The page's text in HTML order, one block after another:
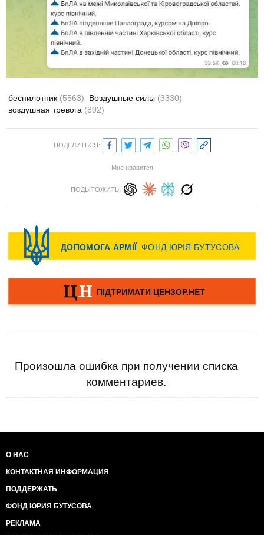
беспилотник (5563) Воздушные силы (3330)
воздушная тревога (892)
ПОДЕЛИТЬСЯ:
Мне нравится
ПОДЫТОЖИТЬ:
Произошла ошибка при получении списка
комментариев.
О НАС
КОНТАКТНАЯ ИНФОРМАЦИЯ
ПОДДЕРЖАТЬ
ФОНД ЮРИЯ БУТУСОВА
РЕКЛАМА